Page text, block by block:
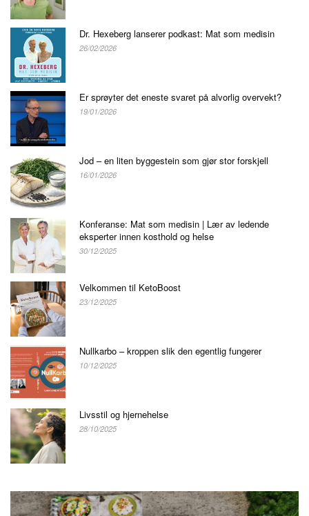
Dr. Hexeberg lanserer podkast: Mat som medisin
26/02/2026
Er sprøyter det eneste svaret på alvorlig overvekt?
19/01/2026
Jod – en liten byggestein som gjør stor forskjell
16/01/2026
Konferanse: Mat som medisin | Lær av ledende
eksperter innen kosthold og helse
30/12/2025
Velkommen til KetoBoost
23/12/2025
Nullkarbo – kroppen slik den egentlig fungerer
10/12/2025
Livsstil og hjernehelse
28/10/2025